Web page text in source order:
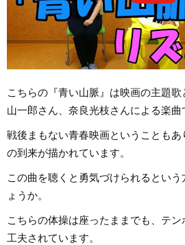
こちらの『青い山脈』は映画の主題
山一郎さん、奈良光枝さんによる楽曲
戦後まもない青春映画ということも
の到来が描かれています。
この曲を聴くと勇気づけられるとい
ょうか。
こちらの体操は座ったままでも、テ
工夫されています。